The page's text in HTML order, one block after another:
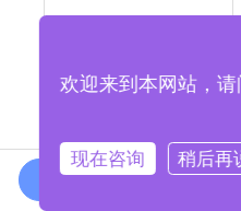
欢迎来到本网站，
现在咨询
稍后再
在